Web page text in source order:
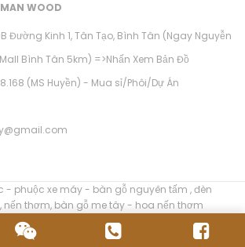
WOOD
Đường Kinh 1, Tân Tạo, Bình Tân (Ngay Nguyễn
Bình Tân 5km) =>Nhấn Xem Bản Đồ
(MS Huyền) - Mua sỉ/Phôi/Dự Án
- phuộc xe máy- bàn gỗ nguyên tấm ,đèn
, nến thơm, bàn gỗ me tây- hoa nến thơm